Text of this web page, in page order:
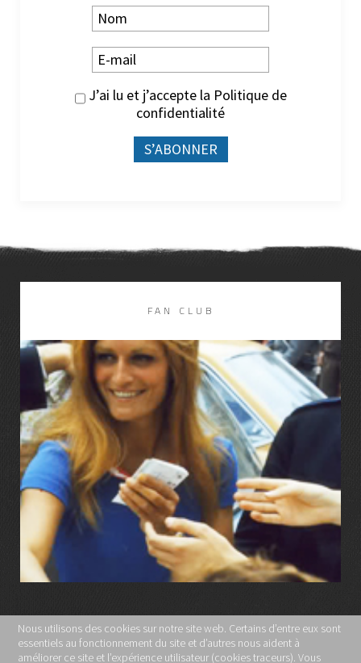
J’ai lu et j’accepte la Politique de
confidentialité
FAN CLUB
LIRE LA SUITE
MENTIONS LÉGALES
Nous utilisons des cookies sur notre site web. Certains d’entre eux sont
essentiels au fonctionnement du site et d’autres nous aident à
améliorer ce site et l’expérience utilisateur (cookies traceurs). Vous